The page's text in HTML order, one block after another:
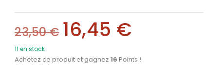
23,50€ 16,45 €
11 en stock
Achetez ce produit et gagnez 16 Points !